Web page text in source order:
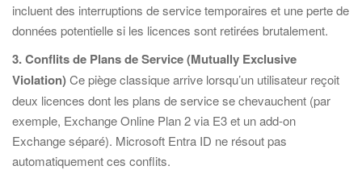
incluent des interruptions de service temporaires et une perte de
données potentielle si les licences sont retirées brutalement.
3. Conflits de Plans de Service (Mutually Exclusive
Violation)Ce piège classique arrive lorsqu’un utilisateur reçoit
deux licences dont les plans de service se chevauchent (par
exemple, Exchange Online Plan 2 via E3 et un add-on
Exchange séparé). Microsoft Entra ID ne résout pas
automatiquement ces conflits.